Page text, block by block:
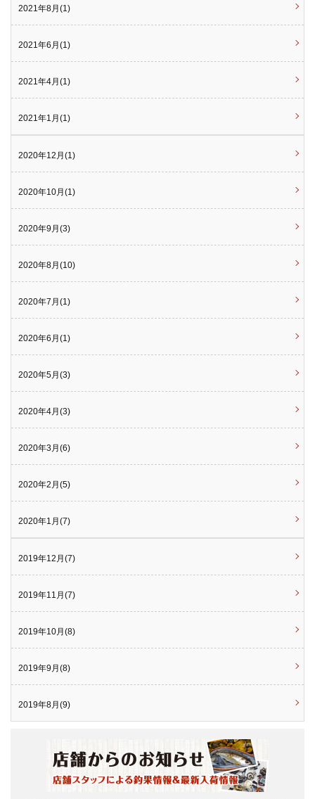
2021年8月(1)
2021年6月(1)
2021年4月(1)
2021年1月(1)
2020年12月(1)
2020年10月(1)
2020年9月(3)
2020年8月(10)
2020年7月(1)
2020年6月(1)
2020年5月(3)
2020年4月(3)
2020年3月(6)
2020年2月(5)
2020年1月(7)
2019年12月(7)
2019年11月(7)
2019年10月(8)
2019年9月(8)
2019年8月(9)